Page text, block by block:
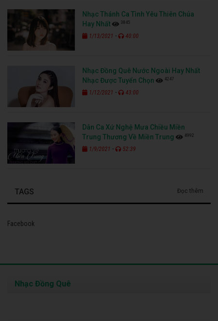
Nhạc Thánh Ca Tình Yêu Thiên Chúa
Hay Nhất
3845
1/13/2021 - 40:00
Nhạc Đồng Quê Nước Ngoài Hay Nhất
Nhạc Được Tuyển Chọn
4247
1/12/2021 - 43:00
Dân Ca Xứ Nghệ Mưa Chiều Miền
Trung Thương Về Miền Trung
4992
1/9/2021 - 52:39
TAGS Đọc thêm
Facebook
Nhạc Đồng Quê